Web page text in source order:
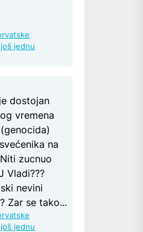
jednu
dostojan
vremena
na
zucnuo
Vladi???
nevini
Zar se tako...
jednu